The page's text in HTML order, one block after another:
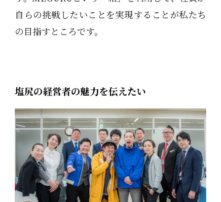
自らの挑戦したいことを実現することが私たち
の目指すところです。
塩尻の経営者の魅力を伝えたい